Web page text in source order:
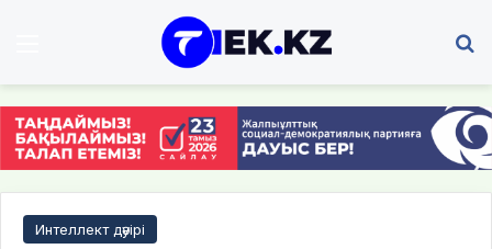
Интеллект дәуірі